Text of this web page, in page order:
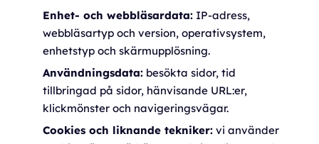
Enhet- och webbläsardata: IP-adress,
webbläsartyp och version, operativsystem,
enhetstyp och skärmupplösning.
Användningsdata: besökta sidor, tid
tillbringad på sidor, hänvisande URL:er,
klickmönster och navigeringsvägar.
Cookies och liknande tekniker: vi använder